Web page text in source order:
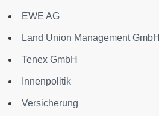
EWE AG
Land Union Management GmbH
Tenex GmbH
Innenpolitik
Versicherung